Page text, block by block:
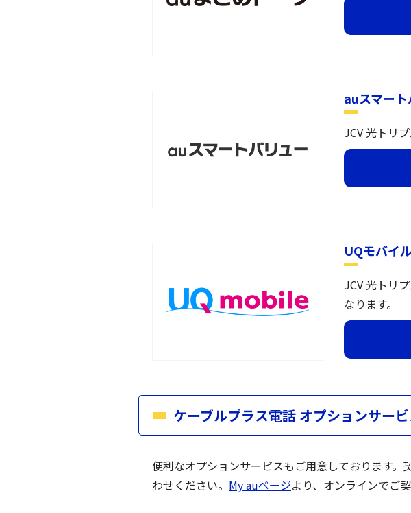
auスマート
JCV 光トリ
UQモバイ
JCV 光トリ
なります。
ケーブルプラス電話 オプションサー
便利なオプションサービスもご用意しております
わせください。 My auページより、オンラインでご